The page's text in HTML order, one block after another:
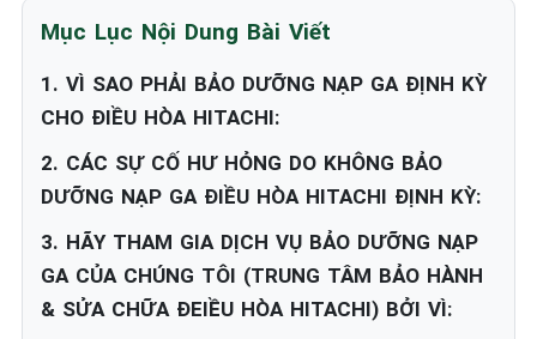
Mục Lục Nội Dung Bài Viết
1. VÌ SAO PHẢI BẢO DƯỠNG NẠP GA ĐỊNH KỲ
CHO ĐIỀU HÒA HITACHI:
2. CÁC SỰ CỐ HƯ HỎNG DO KHÔNG BẢO
DƯỠNG NẠP GA ĐIỀU HÒA HITACHI ĐỊNH KỲ:
3. HÃY THAM GIA DỊCH VỤ BẢO DƯỠNG NẠP
GA CỦA CHÚNG TÔI (TRUNG TÂM BẢO HÀNH
& SỬA CHỮA ĐEIỀU HÒA HITACHI) BỞI VÌ: